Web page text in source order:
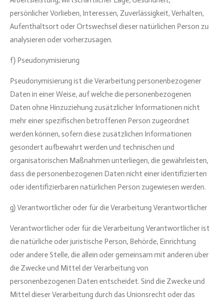
persönlicher Vorlieben, Interessen, Zuverlässigkeit, Verhalten,
Aufenthaltsort oder Ortswechsel dieser natürlichen Person zu
analysieren oder vorherzusagen.
f) Pseudonymisierung
Pseudonymisierung ist die Verarbeitung personenbezogener
Daten in einer Weise, auf welche die personenbezogenen
Daten ohne Hinzuziehung zusätzlicher Informationen nicht
mehr einer spezifischen betroffenen Person zugeordnet
werden können, sofern diese zusätzlichen Informationen
gesondert aufbewahrt werden und technischen und
organisatorischen Maßnahmen unterliegen, die gewährleisten,
dass die personenbezogenen Daten nicht einer identifizierten
oder identifizierbaren natürlichen Person zugewiesen werden.
g) Verantwortlicher oder für die Verarbeitung Verantwortlicher
Verantwortlicher oder für die Verarbeitung Verantwortlicher ist
die natürliche oder juristische Person, Behörde, Einrichtung
oder andere Stelle, die allein oder gemeinsam mit anderen über
die Zwecke und Mittel der Verarbeitung von
personenbezogenen Daten entscheidet. Sind die Zwecke und
Mittel dieser Verarbeitung durch das Unionsrecht oder das